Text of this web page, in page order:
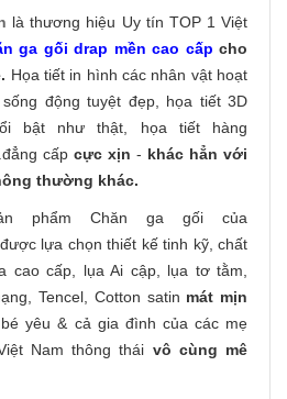
là thương hiệu Uy tín TOP 1 Việt
ga gối drap mền cao cấp cho
Họa tiết in hình các nhân vật hoạt
động tuyệt đẹp, họa tiết 3D
bật như thật, họa tiết hàng
cấp cực xịn - khác hẳn với
thường khác.
phẩm Chăn ga gối của
lựa chọn thiết kế tinh kỹ, chất
cao cấp, lụa Ai cập, lụa tơ tằm,
Tencel, Cotton satin mát mịn
yêu & cả gia đình của các mẹ
Nam thông thái vô cùng mê